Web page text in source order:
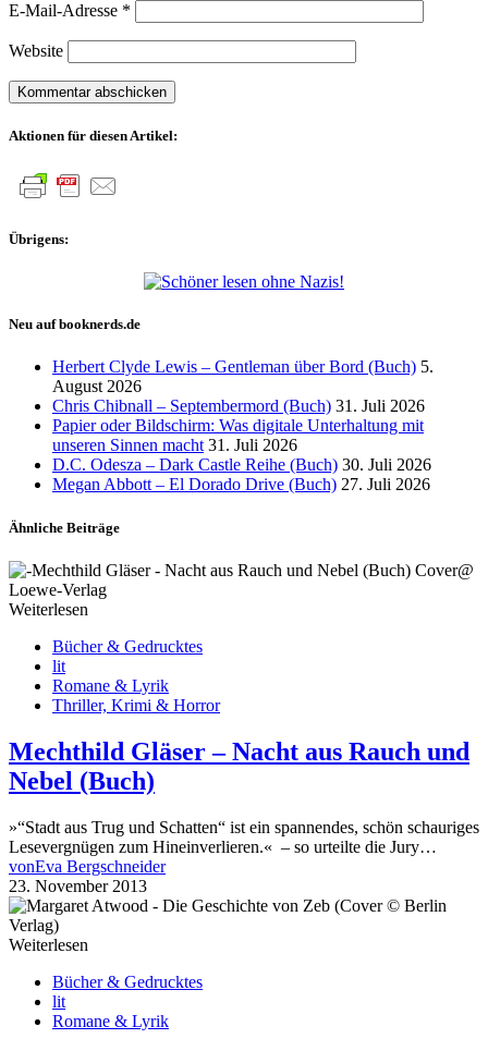
E-Mail-Adresse *
Website
Aktionen für diesen Artikel:
Übrigens:
Neu auf booknerds.de
Herbert Clyde Lewis – Gentleman über Bord (Buch) 5.
August 2026
Chris Chibnall – Septembermord (Buch) 31. Juli 2026
Papier oder Bildschirm: Was digitale Unterhaltung mit
unseren Sinnen macht 31. Juli 2026
D.C. Odesza – Dark Castle Reihe (Buch) 30. Juli 2026
Megan Abbott – El Dorado Drive (Buch) 27. Juli 2026
Ähnliche Beiträge
Weiterlesen
Bücher & Gedrucktes
lit
Romane & Lyrik
Thriller, Krimi & Horror
Mechthild Gläser – Nacht aus Rauch und
Nebel (Buch)
»“Stadt aus Trug und Schatten“ ist ein spannendes, schön schauriges
Lesevergnügen zum Hineinverlieren.« – so urteilte die Jury…
vonEva Bergschneider
23. November 2013
Weiterlesen
Bücher & Gedrucktes
lit
Romane & Lyrik